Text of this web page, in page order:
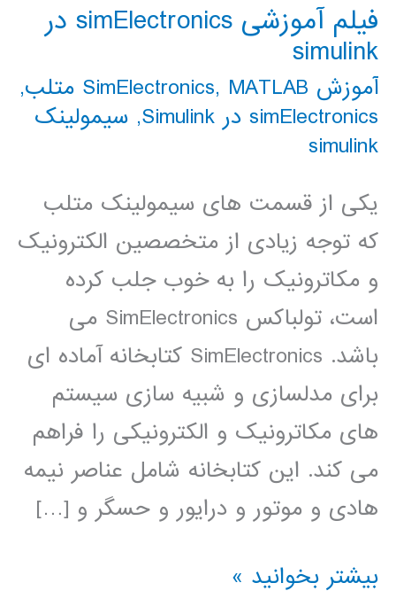
فیلم آموزشی simElectronics در
simulink
آموزش SimElectronics , MATLAB متلب
,
simElectronics در Simulink
, سیمولینک
simulink
یکی از قسمت های سیمولینک متلب
که توجه زیادی از متخصصین الکترونیک
و مکاترونیک را به خوب جلب کرده
است، تولباکس SimElectronics می
باشد. SimElectronics کتابخانه آماده ای
برای مدلسازی و شبیه سازی سیستم
های مکاترونیک و الکترونیکی را فراهم
می کند. این کتابخانه شامل عناصر نیمه
هادی و موتور و درایور و حسگر و […]
فیلم
بیشتر بخوانید »